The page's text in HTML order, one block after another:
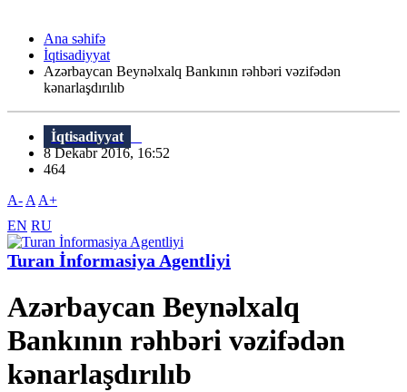
Ana səhifə
İqtisadiyyat
Azərbaycan Beynəlxalq Bankının rəhbəri vəzifədən
kənarlaşdırılıb
İqtisadiyyat
8 Dekabr 2016, 16:52
464
A- A A+
EN RU
Turan İnformasiya Agentliyi
Azərbaycan Beynəlxalq
Bankının rəhbəri vəzifədən
kənarlaşdırılıb